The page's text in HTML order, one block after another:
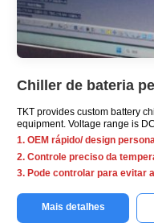
Chiller de bateria
TKT provides custom battery
equipment. Voltage range is
1. OEM rápido/ design
2. Controle preciso da
3. Pode controlar para evitar
Mais detalhes